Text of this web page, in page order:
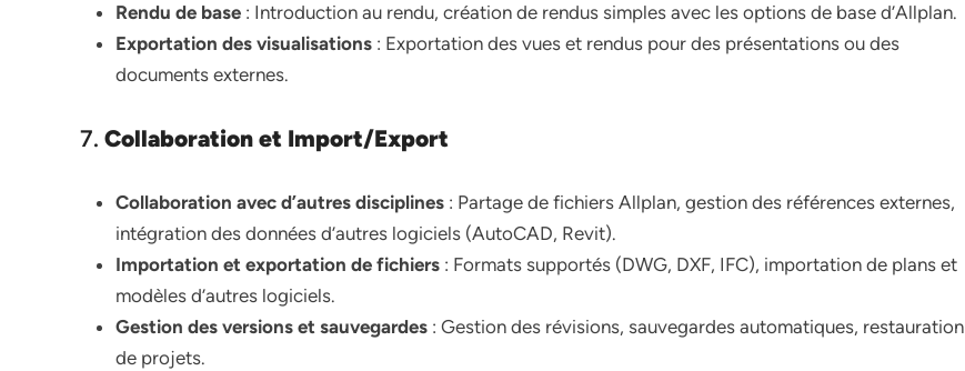
Rendu de base : Introduction au rendu, création de rendus simples avec les options de base d’Allplan.
Exportation des visualisations : Exportation des vues et rendus pour des présentations ou des
documents externes.
7. Collaboration et Import/Export
Collaboration avec d’autres disciplines : Partage de fichiers Allplan, gestion des références externes,
intégration des données d’autres logiciels (AutoCAD, Revit).
Importation et exportation de fichiers : Formats supportés (DWG, DXF, IFC), importation de plans et
modèles d’autres logiciels.
Gestion des versions et sauvegardes : Gestion des révisions, sauvegardes automatiques, restauration
de projets.